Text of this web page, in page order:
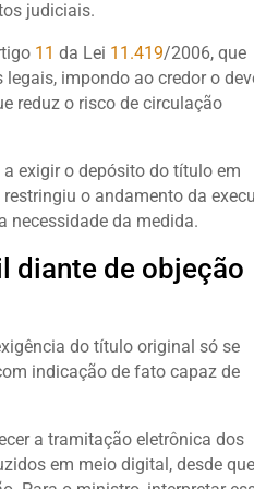
judiciais.
11 da Lei 11.419/2006, que
impondo ao credor o
reduz o risco de circulação
exigir o depósito do título em
o andamento da
necessidade da medida.
diante de objeção
do título original só se
indicação de fato capaz de
a tramitação eletrônica dos
em meio digital, desde que